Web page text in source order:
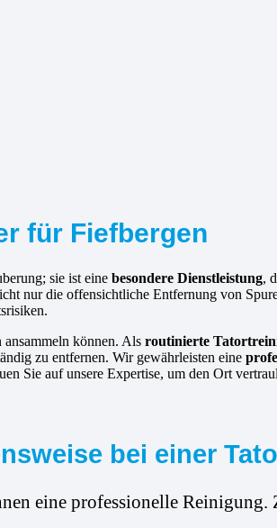
für Fiefbergen
sie ist eine besondere Dienstleistung,
nur die offensichtliche Entfernung von
können. Als routinierte
zu entfernen. Wir gewährleisten eine
Sie auf unsere Expertise, um den Ort
bei einer
eine professionelle